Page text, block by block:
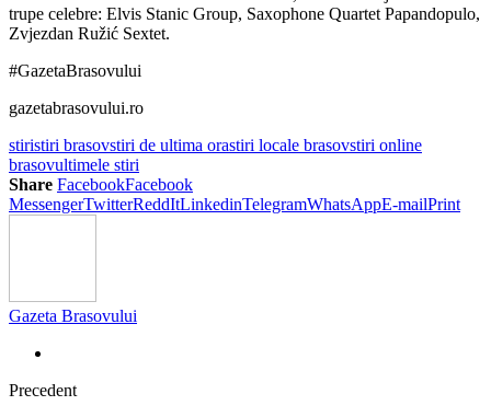
trupe celebre: Elvis Stanic Group, Saxophone Quartet Papandopulo,
Zvjezdan Ružić Sextet.
#GazetaBrasovului
gazetabrasovului.ro
stiristiri brasovstiri de ultima orastiri locale brasovstiri online
brasovultimele stiri
Share FacebookFacebook
MessengerTwitterReddItLinkedinTelegramWhatsAppE-mailPrint
Gazeta Brasovului
Precedent